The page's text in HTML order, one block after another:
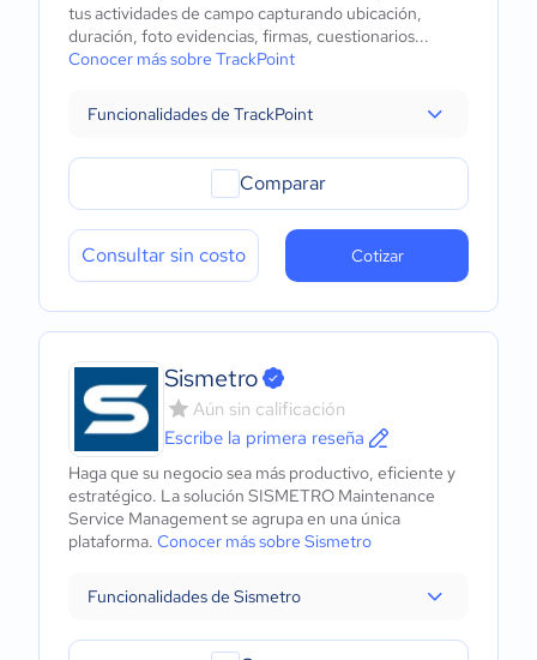
tus actividades de campo capturando ubicación,
duración, foto evidencias, firmas, cuestionarios...
Conocer más sobre TrackPoint
Funcionalidades de TrackPoint
Comparar
Consultar sin costo Cotizar
Sismetro
Aún sin calificación
Escribe la primera reseña
Haga que su negocio sea más productivo, eficiente y
estratégico. La solución SISMETRO Maintenance
Service Management se agrupa en una única
plataforma. Conocer más sobre Sismetro
Funcionalidades de Sismetro